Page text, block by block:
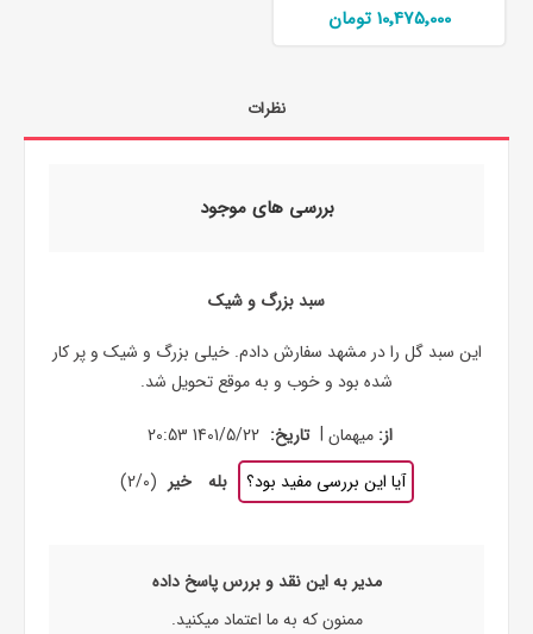
10٬475٬000 تومان
نظرات
بررسی های موجود
سبد بزرگ و شیک
این سبد گل را در مشهد سفارش دادم. خیلی بزرگ و شیک و پر کار
شده بود و خوب و به موقع تحویل شد.
از: میهمان | تاریخ: 1401/5/22 20:53
آیا این بررسی مفید بود؟
بله خیر (
2/0
)
مدیر به این نقد و بررس پاسخ داده
ممنون که به ما اعتماد میکنید.